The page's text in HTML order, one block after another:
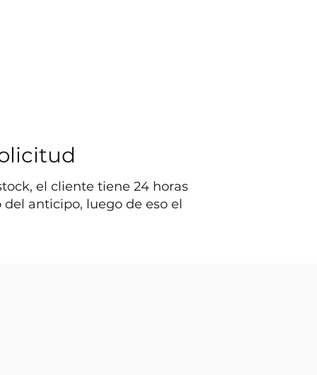
el cliente tiene 24 horas
anticipo, luego de eso el